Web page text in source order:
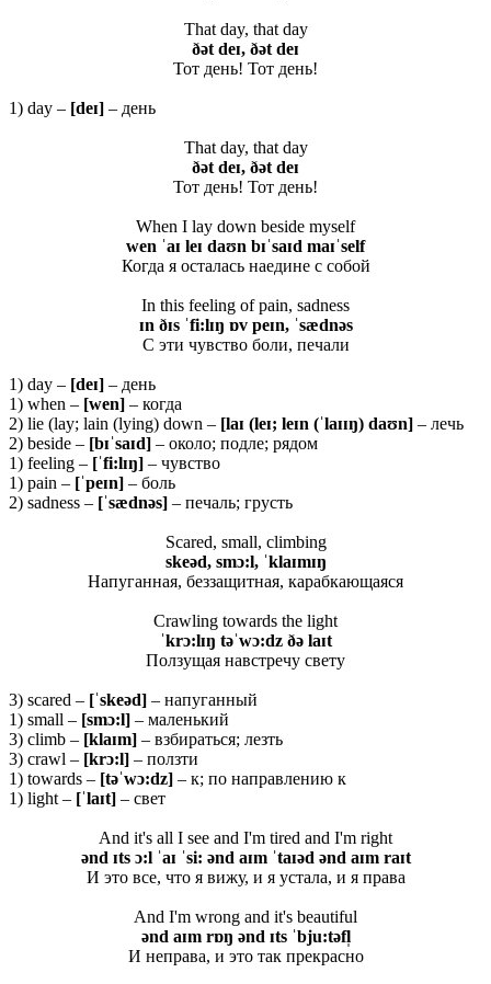
That day, that day
ðət deɪ, ðət deɪ
Тот день! Тот день!
1) day – [deɪ] – день
That day, that day
ðət deɪ, ðət deɪ
Тот день! Тот день!
When I lay down beside myself
wen ˈaɪ leɪ daʊn bɪˈsaɪd maɪˈself
Когда я осталась наедине с собой
In this feeling of pain, sadness
ɪn ðɪs ˈfi:lɪŋ ɒv peɪn, ˈsædnəs
С эти чувство боли, печали
1) day – [deɪ] – день
1) when – [wen] – когда
2) lie (lay; lain (lying) down – [laɪ (leɪ; leɪn (ˈlaɪɪŋ) daʊn] – лечь
2) beside – [bɪˈsaɪd] – около; подле; рядом
1) feeling – [ˈfi:lɪŋ] – чувство
1) pain – [ˈpeɪn] – боль
2) sadness – [ˈsædnəs] – печаль; грусть
Scared, small, climbing
skeəd, smɔ:l, ˈklaɪmɪŋ
Напуганная, беззащитная, карабкающаяся
Crawling towards the light
ˈkrɔ:lɪŋ təˈwɔ:dz ðə laɪt
Ползущая навстречу свету
3) scared – [ˈskeəd] – напуганный
1) small – [smɔ:l] – маленький
3) climb – [klaɪm] – взбираться; лезть
3) crawl – [krɔ:l] – ползти
1) towards – [təˈwɔ:dz] – к; по направлению к
1) light – [ˈlaɪt] – свет
And it's all I see and I'm tired and I'm right
ənd ɪts ɔ:l ˈaɪ ˈsi: ənd aɪm ˈtaɪəd ənd aɪm raɪt
И это все, что я вижу, и я устала, и я права
And I'm wrong and it's beautiful
ənd aɪm rɒŋ ənd ɪts ˈbju:təfl̩
И неправа, и это так прекрасно